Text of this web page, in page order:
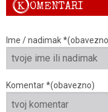
KOMENTARI
Ime / nadimak
Komentar *(obavezno)